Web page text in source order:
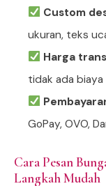
Custom
ukuran, teks
Harga
tidak ada
GoPay, OVO,
Cara Pesan
Langkah Mudah